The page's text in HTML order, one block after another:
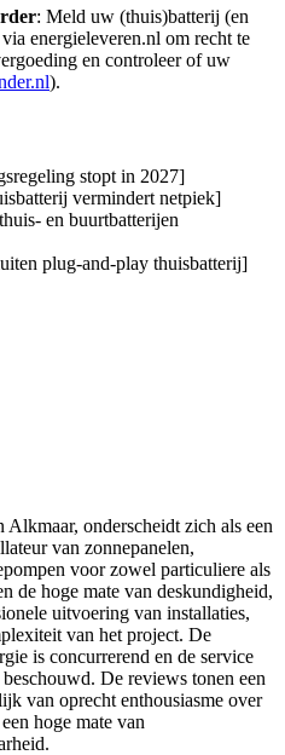
: Meld uw (thuis)batterij (en
energieleveren.nl om recht te
en controleer of uw
).
stopt in 2027]
vermindert netpiek]
en buurtbatterijen
plug‑and‑play thuisbatterij]
onderscheidt zich als een
van zonnepanelen,
voor zowel particuliere als
de hoge mate van deskundigheid,
uitvoering van installaties,
van het project. De
is concurrerend en de service
De reviews tonen een
van oprecht enthousiasme over
hoge mate van